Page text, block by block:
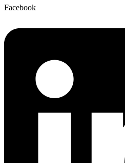
Facebook